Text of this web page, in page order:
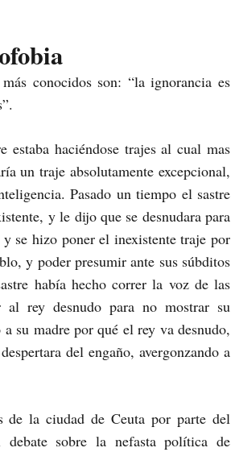
conocidos son: “la ignorancia es
haciéndose trajes al cual mas
un traje absolutamente excepcional,
Pasado un tiempo el sastre
y le dijo que se desnudara para
se hizo poner el inexistente traje por
y poder presumir ante sus súbditos
había hecho correr la voz de las
al rey desnudo para no mostrar su
su madre por qué el rey va desnudo,
del engaño, avergonzando a
de la ciudad de Ceuta por parte del
sobre la nefasta política de